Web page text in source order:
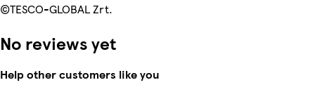
©TESCO-GLOBAL Zrt.
No reviews yet
Help other customers like you